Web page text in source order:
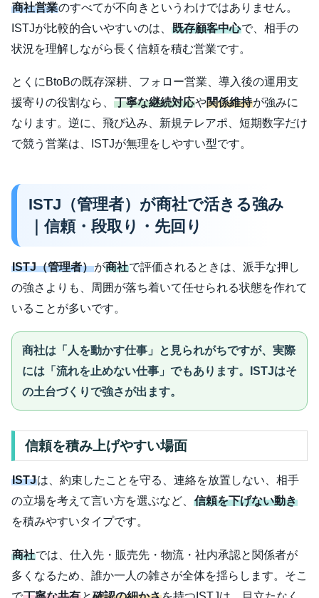
商社営業のすべてが不向きというわけではありません。
ISTJが比較的合いやすいのは、 既存顧客中心で、相手の
状況を理解しながら長く信頼を積む営業です。
とくにBtoBの既存深耕、フォロー営業、導入後の運用支
援寄りの役割なら、 丁寧な継続対応や関係維持が強みに
なります。逆に、飛び込み、新規テレアポ、短期数字だけ
で競う営業は、ISTJが無理をしやすい型です。
ISTJ（管理者）が商社で活きる強み
｜信頼・段取り・先回り
ISTJ（管理者）が商社で評価されるときは、派手な押し
の強さよりも、周囲が落ち着いて任せられる状態を作れて
いることが多いです。
商社は「人を動かす仕事」と見られがちですが、実際
には「流れを止めない仕事」でもあります。ISTJはそ
の土台づくりで強さが出ます。
信頼を積み上げやすい場面
ISTJは、約束したことを守る、連絡を放置しない、相手
の立場を考えて言い方を選ぶなど、 信頼を下げない動き
を積みやすいタイプです。
商社では、仕入先・販売先・物流・社内承認と関係者が
多くなるため、誰か一人の雑さが全体を揺らします。そこ